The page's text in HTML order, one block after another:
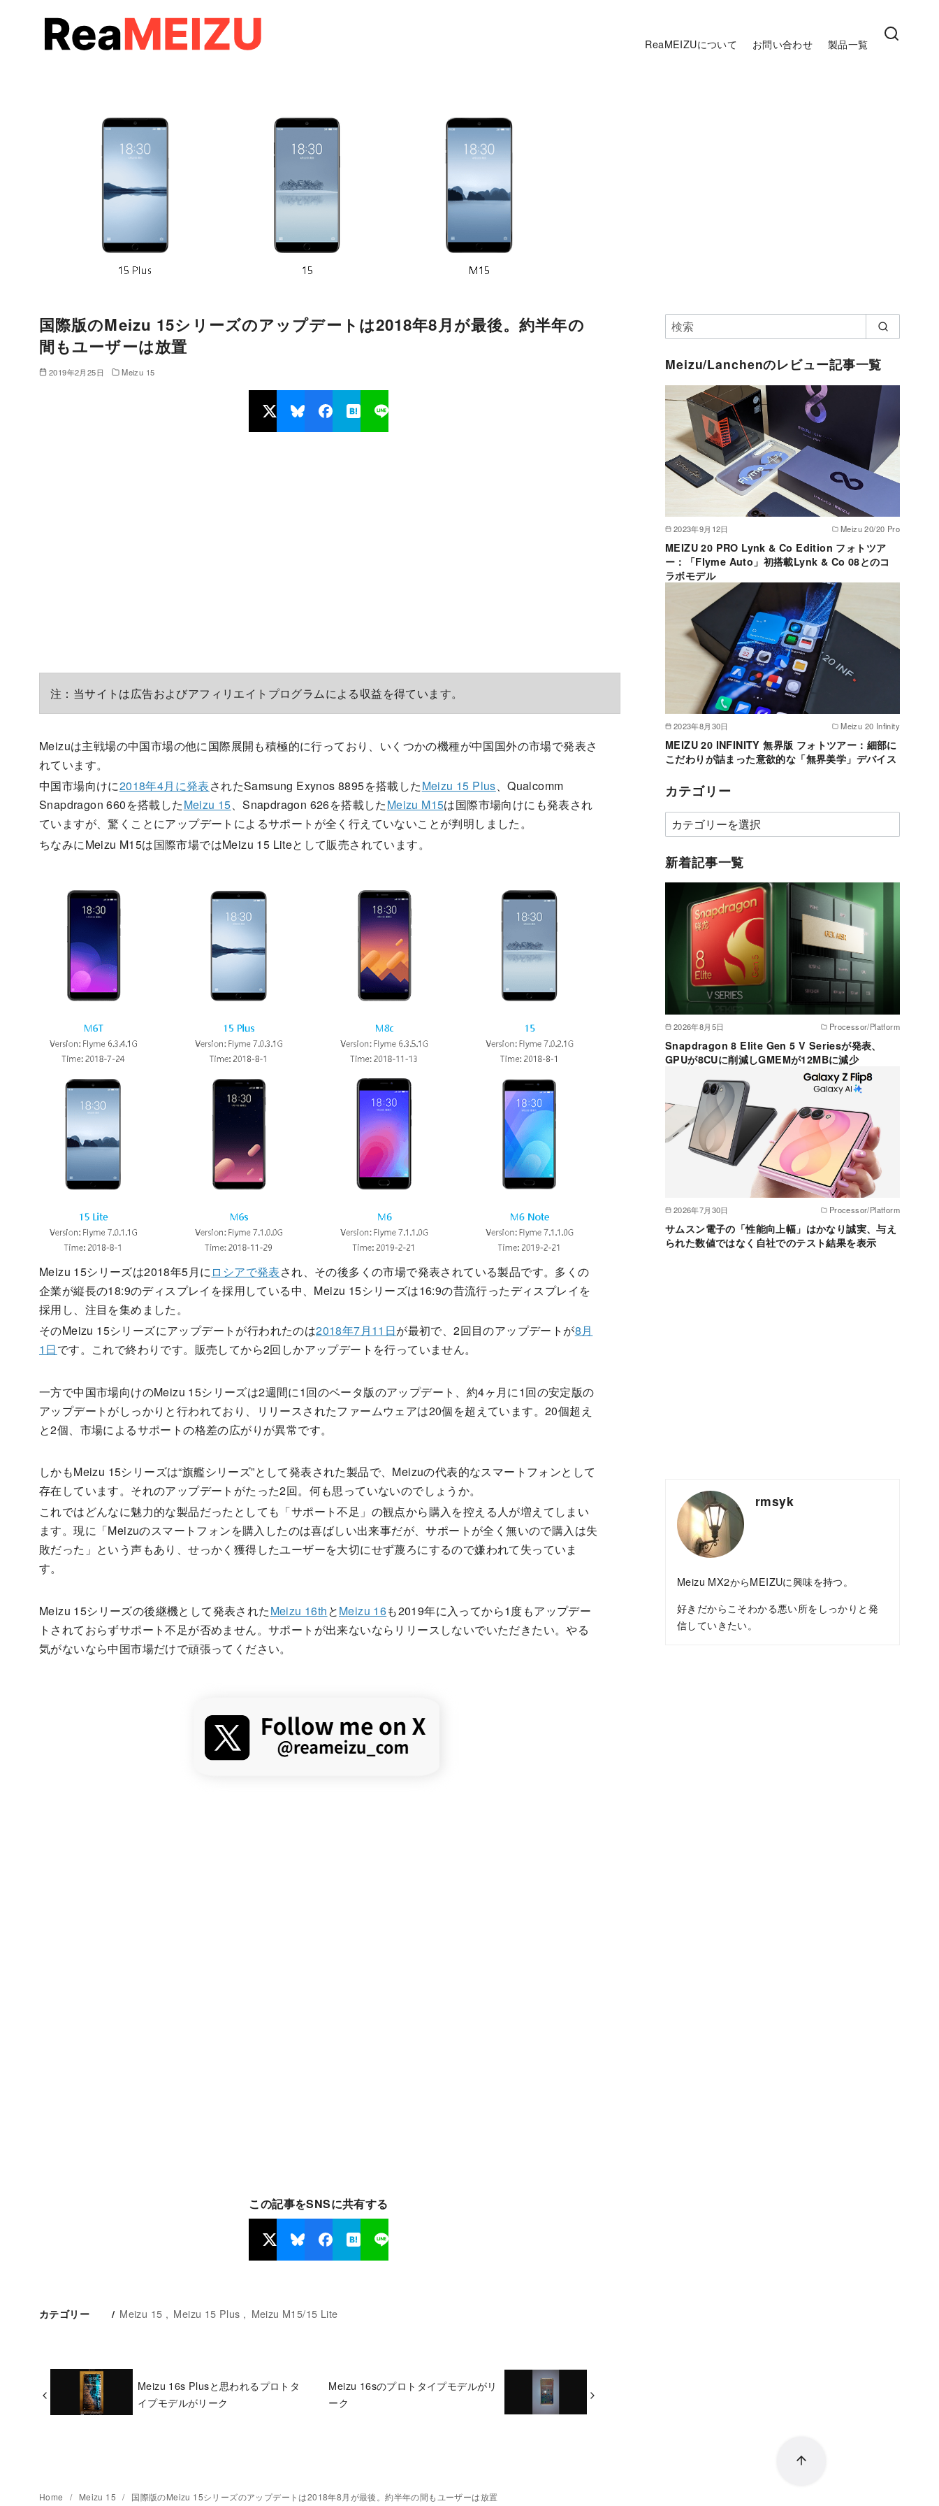
ReaMEIZUについて お問い合わせ 製品一覧
国際版のMeizu 15シリーズのアップデートは2018年8月が最後。約半年の
間もユーザーは放置
2019年2月25日 Meizu 15
注：当サイトは広告およびアフィリエイトプログラムによる収益を得ています。
Meizuは主戦場の中国市場の他に国際展開も積極的に行っており、いくつかの機種が中国国外の市場で発表さ
れています。
中国市場向けに2018年4月に発表されたSamsung Exynos 8895を搭載したMeizu 15 Plus、Qualcomm
Snapdragon 660を搭載したMeizu 15、Snapdragon 626を搭載したMeizu M15は国際市場向けにも発表され
ていますが、驚くことにアップデートによるサポートが全く行えていないことが判明しました。
ちなみにMeizu M15は国際市場ではMeizu 15 Liteとして販売されています。
Meizu 15シリーズは2018年5月にロシアで発表され、その後多くの市場で発表されている製品です。多くの
企業が縦長の18:9のディスプレイを採用している中、Meizu 15シリーズは16:9の昔流行ったディスプレイを
採用し、注目を集めました。
そのMeizu 15シリーズにアップデートが行われたのは2018年7月11日が最初で、2回目のアップデートが8月
1日です。これで終わりです。販売してから2回しかアップデートを行っていません。
一方で中国市場向けのMeizu 15シリーズは2週間に1回のベータ版のアップデート、約4ヶ月に1回の安定版の
アップデートがしっかりと行われており、リリースされたファームウェアは20個を超えています。20個超え
と2個、市場によるサポートの格差の広がりが異常です。
しかもMeizu 15シリーズは“旗艦シリーズ”として発表された製品で、Meizuの代表的なスマートフォンとして
存在しています。それのアップデートがたった2回。何も思っていないのでしょうか。
これではどんなに魅力的な製品だったとしても「サポート不足」の観点から購入を控える人が増えてしまい
ます。現に「Meizuのスマートフォンを購入したのは喜ばしい出来事だが、サポートが全く無いので購入は失
敗だった」という声もあり、せっかく獲得したユーザーを大切にせず蔑ろにするので嫌われて失っていま
す。
Meizu 15シリーズの後継機として発表されたMeizu 16thとMeizu 16も2019年に入ってから1度もアップデー
トされておらずサポート不足が否めません。サポートが出来ないならリリースしないでいただきたい。やる
気がないなら中国市場だけで頑張ってください。
この記事をSNSに共有する
カテゴリー Meizu 15 Meizu 15 Plus Meizu M15/15 Lite
Meizu 16s Plusと思われるプロトタ
イプモデルがリーク
Meizu 16sのプロトタイプモデルがリ
ーク
Meizu/Lanchenのレビュー記事一覧
2023年9月12日 Meizu 20/20 Pro
MEIZU 20 PRO Lynk & Co Edition フォトツア
ー：「Flyme Auto」初搭載Lynk & Co 08とのコ
ラボモデル
2023年8月30日 Meizu 20 Infinity
MEIZU 20 INFINITY 無界版 フォトツアー：細部に
こだわりが詰まった意欲的な「無界美学」デバイス
カテゴリー
カ
テ
ゴ
新着記事一覧
2026年8月5日 Processor/Platform
Snapdragon 8 Elite Gen 5 V Seriesが発表、
GPUが8CUに削減しGMEMが12MBに減少
2026年7月30日 Processor/Platform
サムスン電子の「性能向上幅」はかなり誠実、与え
られた数値ではなく自社でのテスト結果を表示
rmsyk
Meizu MX2からMEIZUに興味を持つ。
好きだからこそわかる悪い所をしっかりと発
信していきたい。
Home Meizu 15 国際版のMeizu 15シリーズのアップデートは2018年8月が最後。約半年の間もユーザーは放置